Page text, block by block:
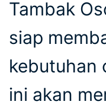
Tambak
siap
kebutuhan
ini akan